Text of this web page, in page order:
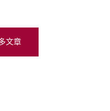
文章